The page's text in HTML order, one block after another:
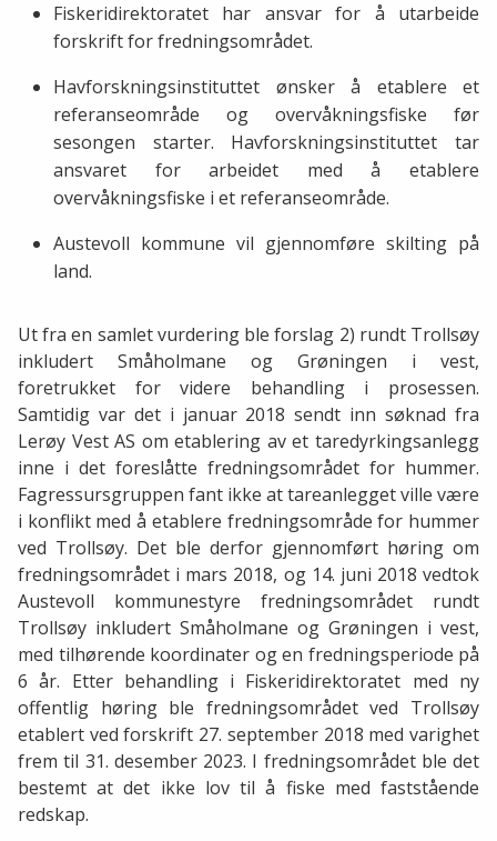
Fiskeridirektoratet har ansvar for å utarbeide
forskrift for fredningsområdet.
Havforskningsinstituttet ønsker å etablere et
referanseområde og overvåkningsfiske før
sesongen starter. Havforskningsinstituttet tar
ansvaret for arbeidet med å etablere
overvåkningsfiske i et referanseområde.
Austevoll kommune vil gjennomføre skilting på
land.
Ut fra en samlet vurdering ble forslag 2) rundt Trollsøy
inkludert Småholmane og Grøningen i vest,
foretrukket for videre behandling i prosessen.
Samtidig var det i januar 2018 sendt inn søknad fra
Lerøy Vest AS om etablering av et taredyrkingsanlegg
inne i det foreslåtte fredningsområdet for hummer.
Fagressursgruppen fant ikke at tareanlegget ville være
i konflikt med å etablere fredningsområde for hummer
ved Trollsøy. Det ble derfor gjennomført høring om
fredningsområdet i mars 2018, og 14. juni 2018 vedtok
Austevoll kommunestyre fredningsområdet rundt
Trollsøy inkludert Småholmane og Grøningen i vest,
med tilhørende koordinater og en fredningsperiode på
6 år. Etter behandling i Fiskeridirektoratet med ny
offentlig høring ble fredningsområdet ved Trollsøy
etablert ved forskrift 27. september 2018 med varighet
frem til 31. desember 2023. I fredningsområdet ble det
bestemt at det ikke lov til å fiske med faststående
redskap.